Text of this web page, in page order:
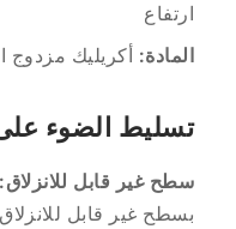
ارتفاع
المادة: أكريليك مزدوج
تسليط الضوء
سطح غير قابل للانزلاق:
بسطح غير قابل